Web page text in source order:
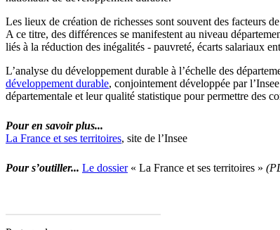
Les lieux de création de richesses sont souvent des facteurs
A ce titre, des différences se manifestent au niveau
liés à la réduction des inégalités - pauvreté, écarts salariaux
L’analyse du développement durable à l’échelle des
développement durable, conjointement développée par
départementale et leur qualité statistique pour permettre des
Pour en savoir plus...
La France et ses territoires, site de l’Insee
Pour s’outiller... Le dossier« La France et ses territoires »